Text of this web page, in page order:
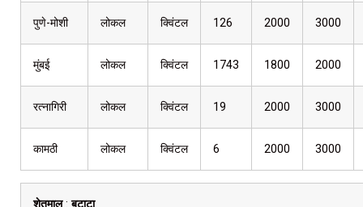
पुणे-मोशी लोकल क्विंटल 126 2000 3000
मुंबई लोकल क्विंटल 1743 1800 2000
रत्नागिरी लोकल क्विंटल 19 2000 3000
कामठी लोकल क्विंटल 6 2000 3000
शेतमाल:बटाटा